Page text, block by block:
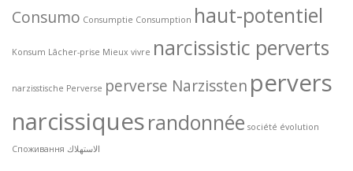
Consumo Consumptie Consumption haut-potentiel
Konsum Lâcher-prise Mieux vivre narcissistic perverts
narzisstische Perverse perverse Narzissten pervers
narcissiquesrandonnée société évolution
Споживання الاستهلاك